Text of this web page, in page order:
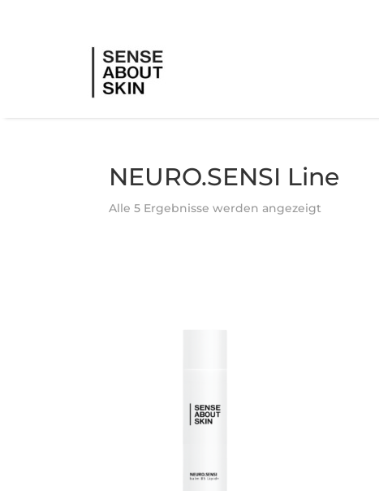
NEURO.SENSI Line
Alle 5 Ergebnisse werden angezeigt